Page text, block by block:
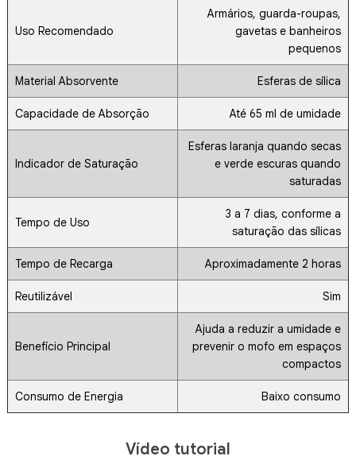
Uso Recomendado
Armários, guarda-roupas,
gavetas e banheiros
pequenos
Material Absorvente Esferas de sílica
Capacidade de Absorção Até 65 ml de umidade
Indicador de Saturação
Esferas laranja quando secas
e verde escuras quando
saturadas
Tempo de Uso
3 a 7 dias, conforme a
saturação das sílicas
Tempo de Recarga Aproximadamente 2 horas
Reutilizável Sim
Benefício Principal
Ajuda a reduzir a umidade e
prevenir o mofo em espaços
compactos
Consumo de Energia Baixo consumo
Vídeo tutorial